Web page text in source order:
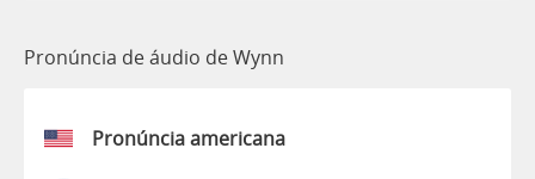
Pronúncia de áudio de Wynn
Pronúncia americana